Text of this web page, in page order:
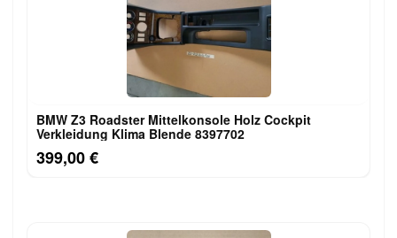
BMW Z3 Roadster Mittelkonsole Holz Cockpit
Verkleidung Klima Blende 8397702
399,00 €